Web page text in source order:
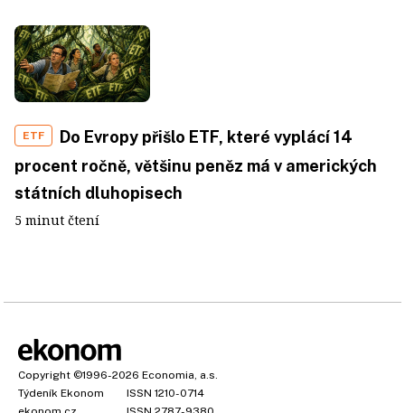
ETF
Do Evropy přišlo ETF, které vyplácí 14
procent ročně, většinu peněz má v amerických
státních dluhopisech
5 minut čtení
Copyright ©1996-2026 Economia, a.s.
Týdeník Ekonom
ISSN 1210-0714